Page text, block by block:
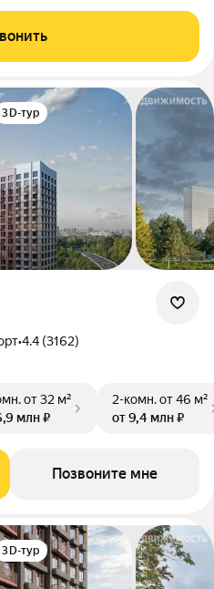
3D-тур
•4.4 (3162)
от 32 м²
млн ₽
2-комн.от 46 м²
от 9,4 млн ₽
Позвоните мне
3D-тур